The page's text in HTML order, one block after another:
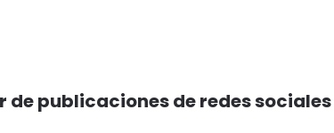
de publicaciones de redes sociales